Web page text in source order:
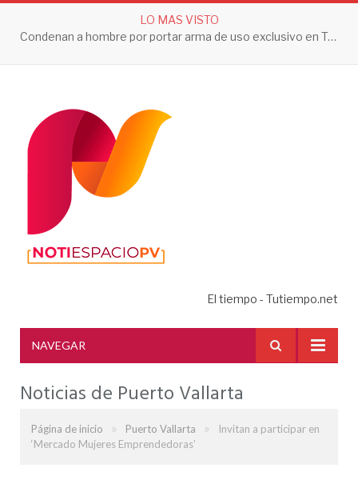
LO MAS VISTO
Condenan a hombre por portar arma de uso exclusivo en Tepic
El tiempo - Tutiempo.net
NAVEGAR
Noticias de Puerto Vallarta
Página de inicio » Puerto Vallarta »
Invitan a participar en
‘Mercado Mujeres Emprendedoras’